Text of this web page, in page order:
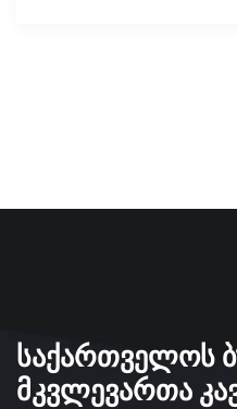
ᲡᲐᲥᲐᲠᲗᲕᲔᲚᲝᲡ
ᲛᲙᲕᲚᲔᲕᲐᲠᲗᲐ